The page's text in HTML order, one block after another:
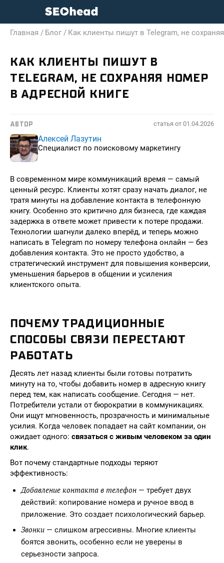
Главная / Блог / Как клиенты пишут в Telegram, не
КАК КЛИЕНТЫ ПИШУТ В
TELEGRAM, НЕ СОХРАНЯЯ НОМЕР
В АДРЕСНОЙ КНИГЕ
АВТОР статья от 01.04.2026
Алексей Лазутин
Специалист по поисковому маркетингу
В современном мире коммуникаций время — самый
ценный ресурс. Клиенты хотят сразу начать диалог, не
тратя минуты на добавление контакта в телефонную
книгу. Особенно это критично для бизнеса, где каждая
задержка в ответе может привести к потере продажи.
Технологии шагнули далеко вперёд, и теперь можно
написать в Telegram по номеру телефона онлайн — без
добавления контакта. Это не просто удобство, а
стратегический инструмент для повышения конверсии,
уменьшения барьеров в общении и усиления
клиентского опыта.
ПОЧЕМУ ТРАДИЦИОННЫЕ
СПОСОБЫ СВЯЗИ ПЕРЕСТАЮТ
РАБОТАТЬ
Десять лет назад клиенты были готовы потратить
минуту на то, чтобы добавить номер в адресную книгу
перед тем, как написать сообщение. Сегодня — нет.
Потребители устали от бюрократии в коммуникациях.
Они ищут мгновенность, прозрачность и минимальные
усилия. Когда человек попадает на сайт компании, он
ожидает одного: связаться с живым человеком за один
клик.
Вот почему стандартные подходы теряют
эффективность:
Добавление контакта в телефон — требует двух
действий: копирование номера и ручное ввод в
приложение. Это создает психологический барьер.
Звонки — слишком агрессивны. Многие клиенты
боятся звонить, особенно если не уверены в
серьезности запроса.